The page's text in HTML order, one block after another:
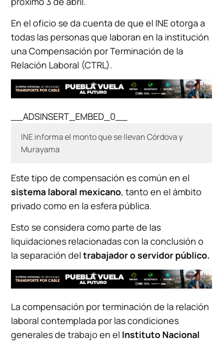
En el oficio se da cuenta de que el INE otorga a
todas las personas que laboran en la institución
una Compensación por Terminación de la
Relación Laboral (CTRL).
__ADSINSERT_EMBED_0__
INE informa el monto que se llevan Córdova y
Murayama
Este tipo de compensación es común en el
sistema laboral mexicano, tanto en el ámbito
privado como en la esfera pública.
Esto se considera como parte de las
liquidaciones relacionadas con la conclusión o
la separación del trabajador o servidor público.
La compensación por terminación de la relación
laboral contemplada por las condiciones
generales de trabajo en el Instituto Nacional